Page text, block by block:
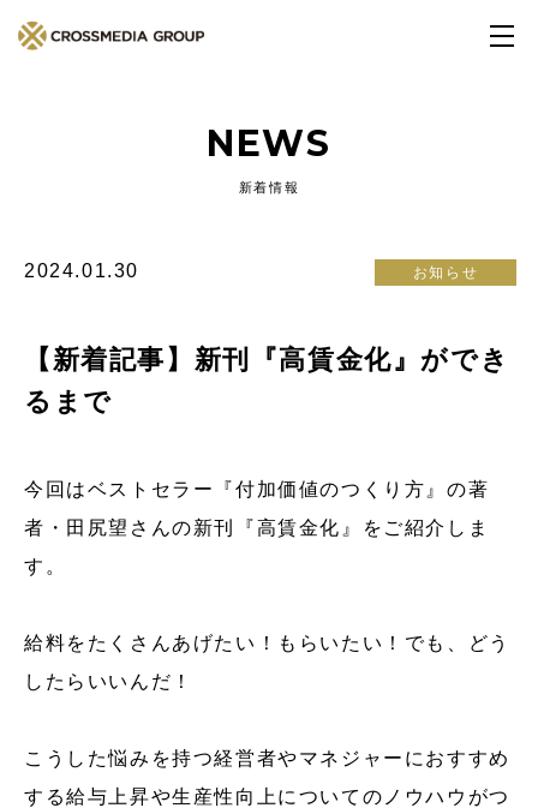
NEWS
新着情報
2024.01.30 お知らせ
【新着記事】新刊『高賃金化』ができ
るまで
今回はベストセラー『付加価値のつくり方』の著
者・田尻望さんの新刊『高賃金化』をご紹介しま
す。
給料をたくさんあげたい！もらいたい！でも、どう
したらいいんだ！
こうした悩みを持つ経営者やマネジャーにおすすめ
する給与上昇や生産性向上についてのノウハウがつ